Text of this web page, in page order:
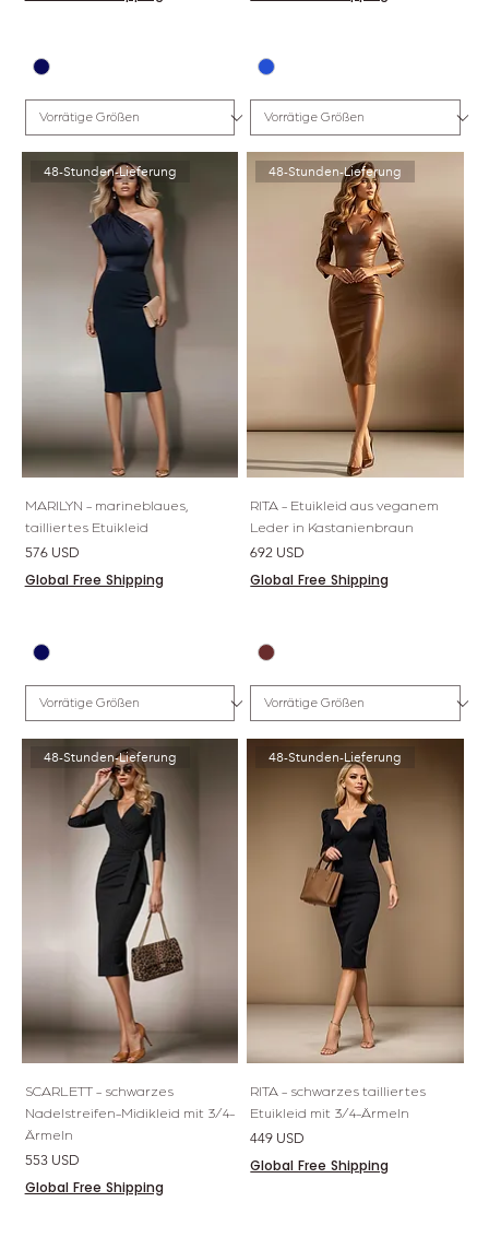
48-Stunden-Lieferung
MARILYN - marineblaues,
tailliertes Etuikleid
Preis
576 USD
Global Free Shipping
48-Stunden-Lieferung
RITA - Etuikleid aus veganem
Leder in Kastanienbraun
Preis
692 USD
Global Free Shipping
48-Stunden-Lieferung
SCARLETT - schwarzes
Nadelstreifen-Midikleid mit 3/4-
Ärmeln
Preis
553 USD
Global Free Shipping
48-Stunden-Lieferung
RITA - schwarzes tailliertes
Etuikleid mit 3/4-Ärmeln
Preis
449 USD
Global Free Shipping